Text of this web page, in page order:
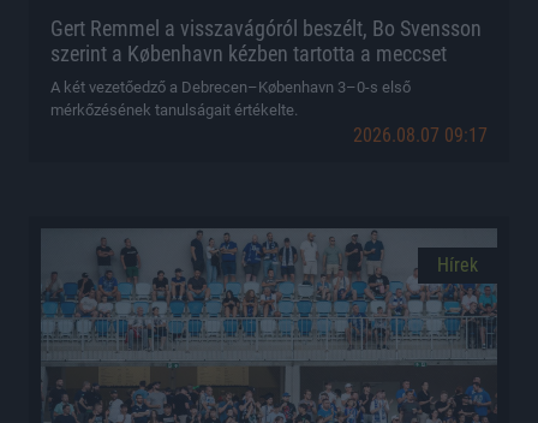
Gert Remmel a visszavágóról beszélt, Bo Svensson
szerint a København kézben tartotta a meccset
A két vezetőedző a Debrecen–København 3–0-s első
mérkőzésének tanulságait értékelte.
2026.08.07 09:17
Hírek